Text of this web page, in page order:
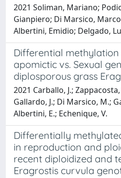
2021 Soliman, Mariano;
Gianpiero; Di Marsico,
Albertini, Emidio; Delgado,
Differential
apomictic vs. Sexual
diplosporous grass
2021 Carballo, J.;
Gallardo, J.; Di Marsico, M.;
Albertini, E.; Echenique, V.
Differentially
in reproduction and
recent diploidized and
Eragrostis curvula